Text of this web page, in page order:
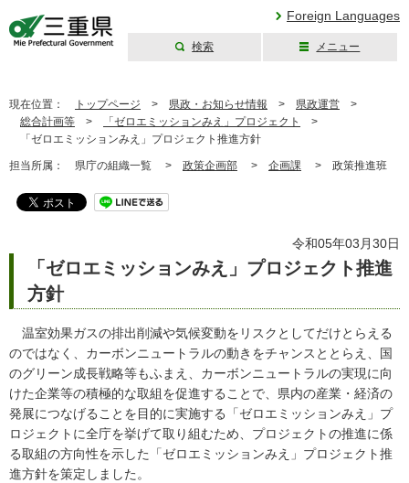
Foreign Languages
検索 メニュー
現在位置： トップページ > 県政・お知らせ情報 > 県政運営 >
総合計画等 > 「ゼロエミッションみえ」プロジェクト
>
「ゼロエミッションみえ」プロジェクト推進方針
担当所属： 県庁の組織一覧 > 政策企画部 > 企画課 > 政策推進班
令和05年03月30日
「ゼロエミッションみえ」プロジェクト推進
方針
温室効果ガスの排出削減や気候変動をリスクとしてだけとらえる
のではなく、カーボンニュートラルの動きをチャンスととらえ、国
のグリーン成長戦略等もふまえ、カーボンニュートラルの実現に向
けた企業等の積極的な取組を促進することで、県内の産業・経済の
発展につなげることを目的に実施する「ゼロエミッションみえ」プ
ロジェクトに全庁を挙げて取り組むため、プロジェクトの推進に係
る取組の方向性を示した「ゼロエミッションみえ」プロジェクト推
進方針を策定しました。